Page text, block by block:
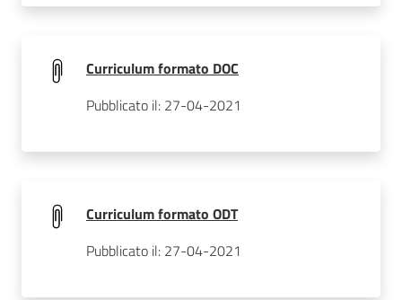
Curriculum formato DOC
Pubblicato il: 27-04-2021
Curriculum formato ODT
Pubblicato il: 27-04-2021